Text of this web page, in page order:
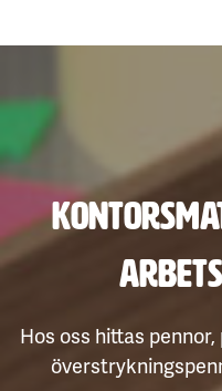
Hos oss hittas